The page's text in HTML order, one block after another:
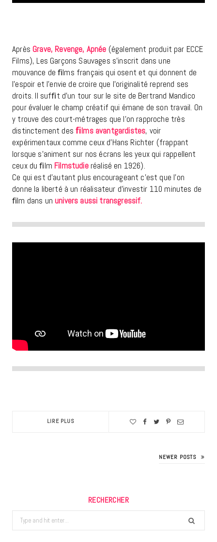
Après Grave, Revenge, Apnée (également produit par ECCE
Films), Les Garçons Sauvages s’inscrit dans une
mouvance de ﬁlms français qui osent et qui donnent de
l’espoir et l’envie de croire que l’originalité reprend ses
droits. Il sufﬁt d’un tour sur le site de Bertrand Mandico
pour évaluer le champ créatif qui émane de son travail. On
y trouve des court-métrages que l’on rapproche très
distinctement desﬁlms avantgardistes, voir
expérimentaux comme ceux d’Hans Richter (frappant
lorsque s’animent sur nos écrans les yeux qui rappellent
ceux du ﬁlm Filmstudieréalisé en 1926).
Ce qui est d’autant plus encourageant c’est que l’on
donne la liberté à un réalisateur d’investir 110 minutes de
ﬁlm dans un univers aussi transgressif.
LIRE PLUS
NEWER POSTS
RECHERCHER
Search
for: